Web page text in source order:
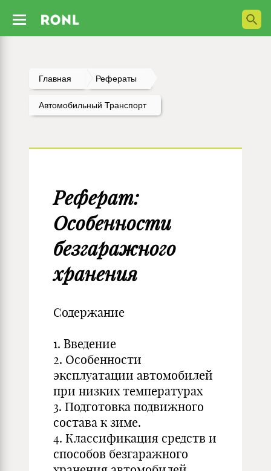
Главная Рефераты
Автомобильный Транспорт
Реферат:
Особенности
безгаражного
хранения
Содержание
1. Введение
2. Особенности
эксплуатации автомобилей
при низких температурах
3. Подготовка подвижного
состава к зиме.
4. Классификация средств и
способов безгаражного